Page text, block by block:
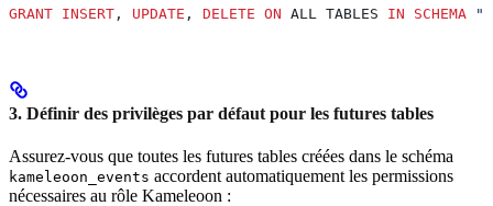
GRANT INSERT , UPDATE , DELETE ON ALL TABLES IN SCHEMA
3. Définir des privilèges par défaut pour les futures tables
Assurez-vous que toutes les futures tables créées dans le schéma
kameleoon_events accordent automatiquement les permissions
nécessaires au rôle Kameleoon :